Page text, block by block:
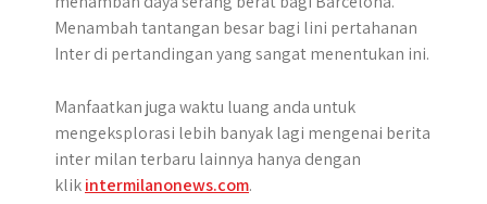
Menambah tantangan besar bagi lini pertahanan
Inter di pertandingan yang sangat menentukan ini.
Manfaatkan juga waktu luang anda untuk
mengeksplorasi lebih banyak lagi mengenai berita
inter milan terbaru lainnya hanya dengan
klikintermilanonews.com.